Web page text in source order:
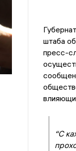
штаба
пресс-
“С